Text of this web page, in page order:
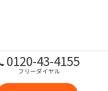
0120-43-4155
フリーダイヤル